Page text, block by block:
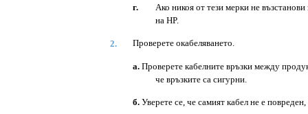
г.
Ако никоя от тези мерки не
на HP.
2. Проверете окабеляването.
а. Проверете кабелните връзки между
че връзките са сигурни.
б. Уверете се, че самият кабел не е